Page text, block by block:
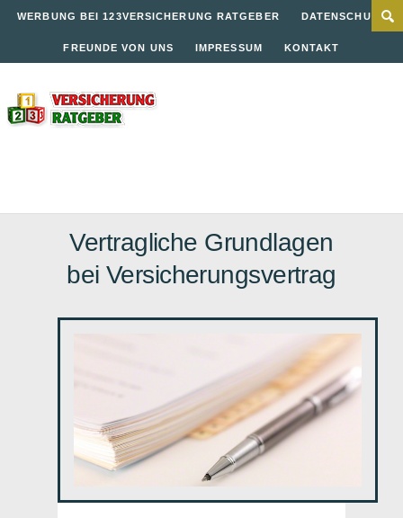
WERBUNG BEI 123VERSICHERUNG RATGEBER DATENSCHUTZ
FREUNDE VON UNS IMPRESSUM KONTAKT
Vertragliche Grundlagen
bei Versicherungsvertrag